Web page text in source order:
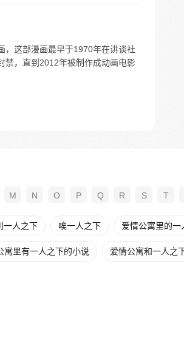
，这部漫画最早于1970年在讲谈社
禁，直到2012年被制作成动画电影
M N O P Q R S T
一人之下 唉一人之下 爱情公寓里的一
寓里有一人之下的小说 爱情公寓和一人之